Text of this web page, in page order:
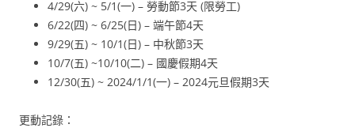
4/29(六) ~ 5/1(一) – 勞動節3天 (限勞工)
6/22(四) ~ 6/25(日) – 端午節4天
9/29(五) ~ 10/1(日) – 中秋節3天
10/7(五) ~10/10(二) – 國慶假期4天
12/30(五) ~ 2024/1/1(一) – 2024元旦假期3天
更動記錄：